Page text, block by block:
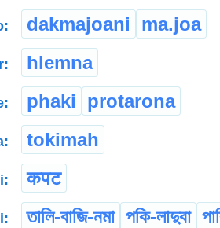
dakmajoani ma.joa
hlemna
phaki protarona
tokimah
कपट
তালি-বাজি-নমা পকি-লাদুবা